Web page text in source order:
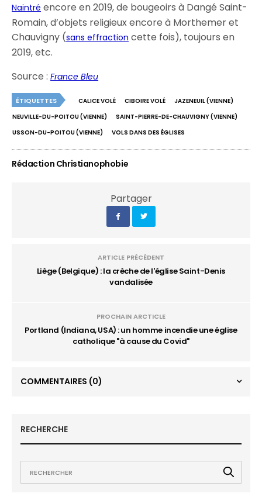
Naintré encore en 2019, de bougeoirs à Dangé Saint-
Romain, d’objets religieux encore à Morthemer et
Chauvigny (sans effraction cette fois), toujours en
2019, etc.
Source :France Bleu
ÉTIQUETTES CALICE VOLÉ CIBOIRE VOLÉ
JAZENEUIL (VIENNE)
NEUVILLE-DU-POITOU (VIENNE)
SAINT-PIERRE-DE-CHAUVIGNY (VIENNE)
USSON-DU-POITOU (VIENNE)
VOLS DANS DES ÉGLISES
Rédaction Christianophobie
Partager
ARTICLE PRÉCÉDENT
Liège (Belgique) : la crèche de l'église Saint-Denis
vandalisée
PROCHAIN ARCTICLE
Portland (Indiana, USA) : un homme incendie une église
catholique "à cause du Covid"
COMMENTAIRES (0)
RECHERCHE